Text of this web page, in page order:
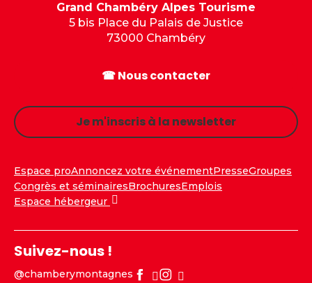
Grand Chambéry Alpes Tourisme
5 bis Place du Palais de Justice
73000 Chambéry
☎ Nous contacter
Je m'inscris à la newsletter
Espace proAnnoncez votre événementPresseGroupes
Congrès et séminairesBrochuresEmplois
Espace hébergeur
Suivez-nous !
@chamberymontagnes